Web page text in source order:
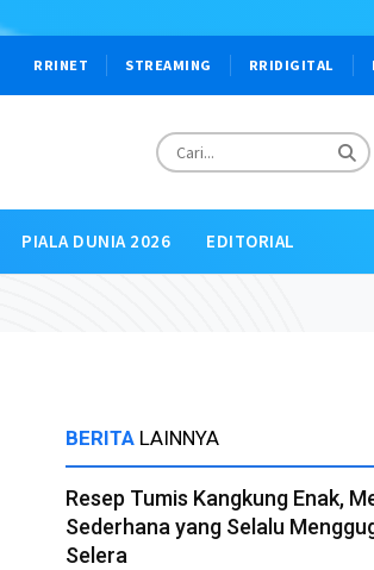
RRINET STREAMING RRIDIGITAL
PIALA DUNIA 2026 EDITORIAL
BERITA LAINNYA
Resep Tumis Kangkung Enak,
Sederhana yang Selalu
Selera